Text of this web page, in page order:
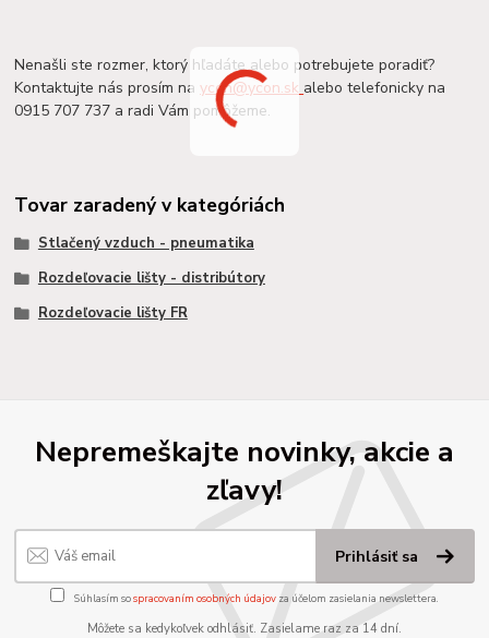
Nenašli ste rozmer, ktorý hľadáte alebo potrebujete poradiť?
Kontaktujte nás prosím naycon@ycon.sk alebo telefonicky na
0915 707 737 a radi Vám pomôžeme.
Tovar zaradený v kategóriách
Stlačený vzduch - pneumatika
Rozdeľovacie lišty - distribútory
Rozdeľovacie lišty FR
Nepremeškajte novinky, akcie a
zľavy!
Prihlásiť sa
Súhlasím sospracovaním osobných údajov za účelom zasielania newslettera.
Môžete sa kedykoľvek odhlásiť. Zasielame raz za 14 dní.